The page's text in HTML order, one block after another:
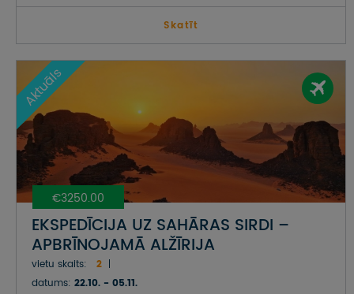
Skatīt
€3250.00
Aktuāls
EKSPEDĪCIJA UZ SAHĀRAS SIRDI –
APBRĪNOJAMĀ ALŽĪRIJA
vietu skaits:
2
datums: 22.10. - 05.11.